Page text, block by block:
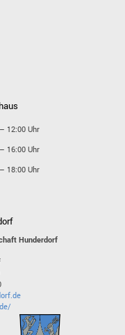
12:00 Uhr
16:00 Uhr
18:00 Uhr
Hunderdorf